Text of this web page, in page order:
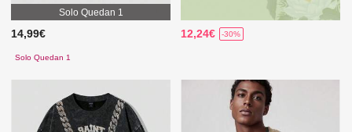
Solo Quedan 1
14,99€
Solo Quedan 1
12,24€ -30%